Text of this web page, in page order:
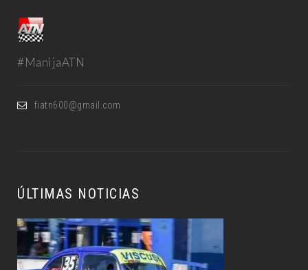
#ManijaATN
fiatn600@gmail.com
ÚLTIMAS NOTICIAS